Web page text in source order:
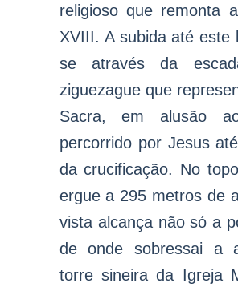
religioso que remonta
XVIII. A subida até este
se através da
ziguezague que
Sacra, em alusão
percorrido por Jesus
da crucificação. No
ergue a 295 metros de
vista alcança não só a
de onde sobressai a
torre sineira da Igreja